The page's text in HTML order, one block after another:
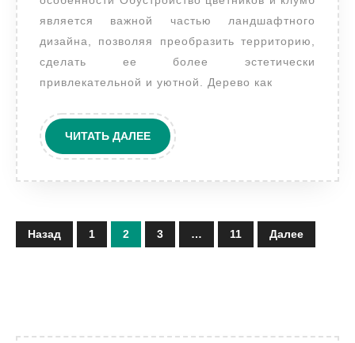
является важной частью ландшафтного
дизайна, позволяя преобразить территорию,
сделать ее более эстетически
привлекательной и уютной. Дерево как
ЧИТАТЬ ДАЛЕЕЧИТАТЬ
ДАЛЕЕ
Пагинация
записей
Назад 1 2 3 … 11 Далее